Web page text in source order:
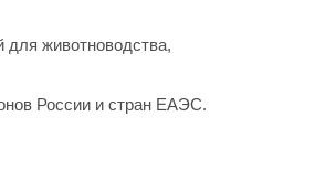
для животноводства,
России и стран ЕАЭС.